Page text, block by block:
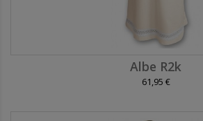
Albe R2k
61,95 €